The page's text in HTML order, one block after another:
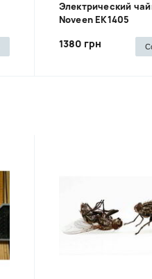
Электрический
Noveen EK1405
1380 грн